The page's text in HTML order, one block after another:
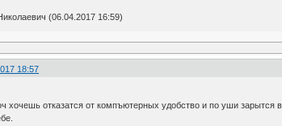
(06.04.2017 16:59)
18:57
хочешь отказатся от компъютерных удобство и по уши зарытся